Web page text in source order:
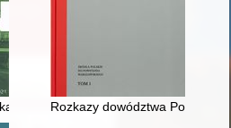
czyli O burmistrzu Dieblu z
Rozkazy dowództwa